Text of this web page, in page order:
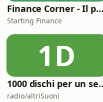
Finance Corner - Il podcast di Starting Finance
Starting Finance
1D
1000
radio/altriSuoni